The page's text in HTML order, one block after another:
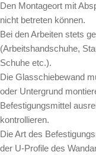
Den Montageort mit
nicht betreten können.
Bei den Arbeiten stets
(Arbeitshandschuhe,
Schuhe etc.).
Die Glasschiebewand
oder Untergrund
Befestigungsmittel
kontrollieren.
Die Art des
der U-Profile des